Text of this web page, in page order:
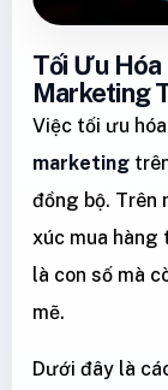
Tối Ưu Hóa
Marketing
Việc tối ưu hóa
marketing
đồng bộ. Trên
xúc mua hàng
là con số mà
mẽ.
Dưới đây là